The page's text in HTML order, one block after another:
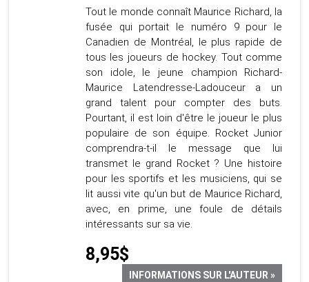
Tout le monde connaît Maurice Richard, la
fusée qui portait le numéro 9 pour le
Canadien de Montréal, le plus rapide de
tous les joueurs de hockey. Tout comme
son idole, le jeune champion Richard-
Maurice Latendresse-Ladouceur a un
grand talent pour compter des buts.
Pourtant, il est loin d'être le joueur le plus
populaire de son équipe. Rocket Junior
comprendra-t-il le message que lui
transmet le grand Rocket ? Une histoire
pour les sportifs et les musiciens, qui se
lit aussi vite qu'un but de Maurice Richard,
avec, en prime, une foule de détails
intéressants sur sa vie.
8,95$
INFORMATIONS SUR L'AUTEUR »